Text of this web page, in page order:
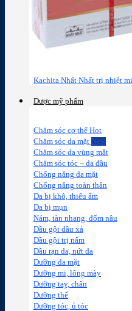
Kachita Nhất Nhất trị nhiệt
Dược mỹ phẩm
Chăm sóc cơ thể
Chăm sóc da mặt
Chăm sóc da vùng mắt
Chăm sóc tóc – da đầu
Chống nắng da mặt
Chống nắng toàn thân
Da bị khô, thiếu ẩm
Da bị mụn
Nám, tàn nhang, đốm nâu
Dầu gội dầu xả
Dầu gội trị nấm
Dầu rạn da, nứt da
Dưỡng da mặt
Dưỡng mi, lông mày
Dưỡng tay, chân
Dưỡng thể
Dưỡng tóc, ủ tóc